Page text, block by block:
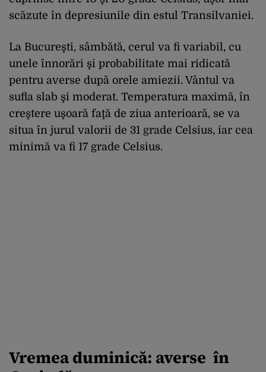
scăzute în depresiunile din estul Transilvaniei.
La Bucureşti, sâmbătă, cerul va fi variabil, cu
unele înnorări şi probabilitate mai ridicată
pentru averse după orele amiezii. Vântul va
sufla slab şi moderat. Temperatura maximă, în
creştere uşoară faţă de ziua anterioară, se va
situa în jurul valorii de 31 grade Celsius, iar cea
minimă va fi 17 grade Celsius.
Vremea duminică: averse în